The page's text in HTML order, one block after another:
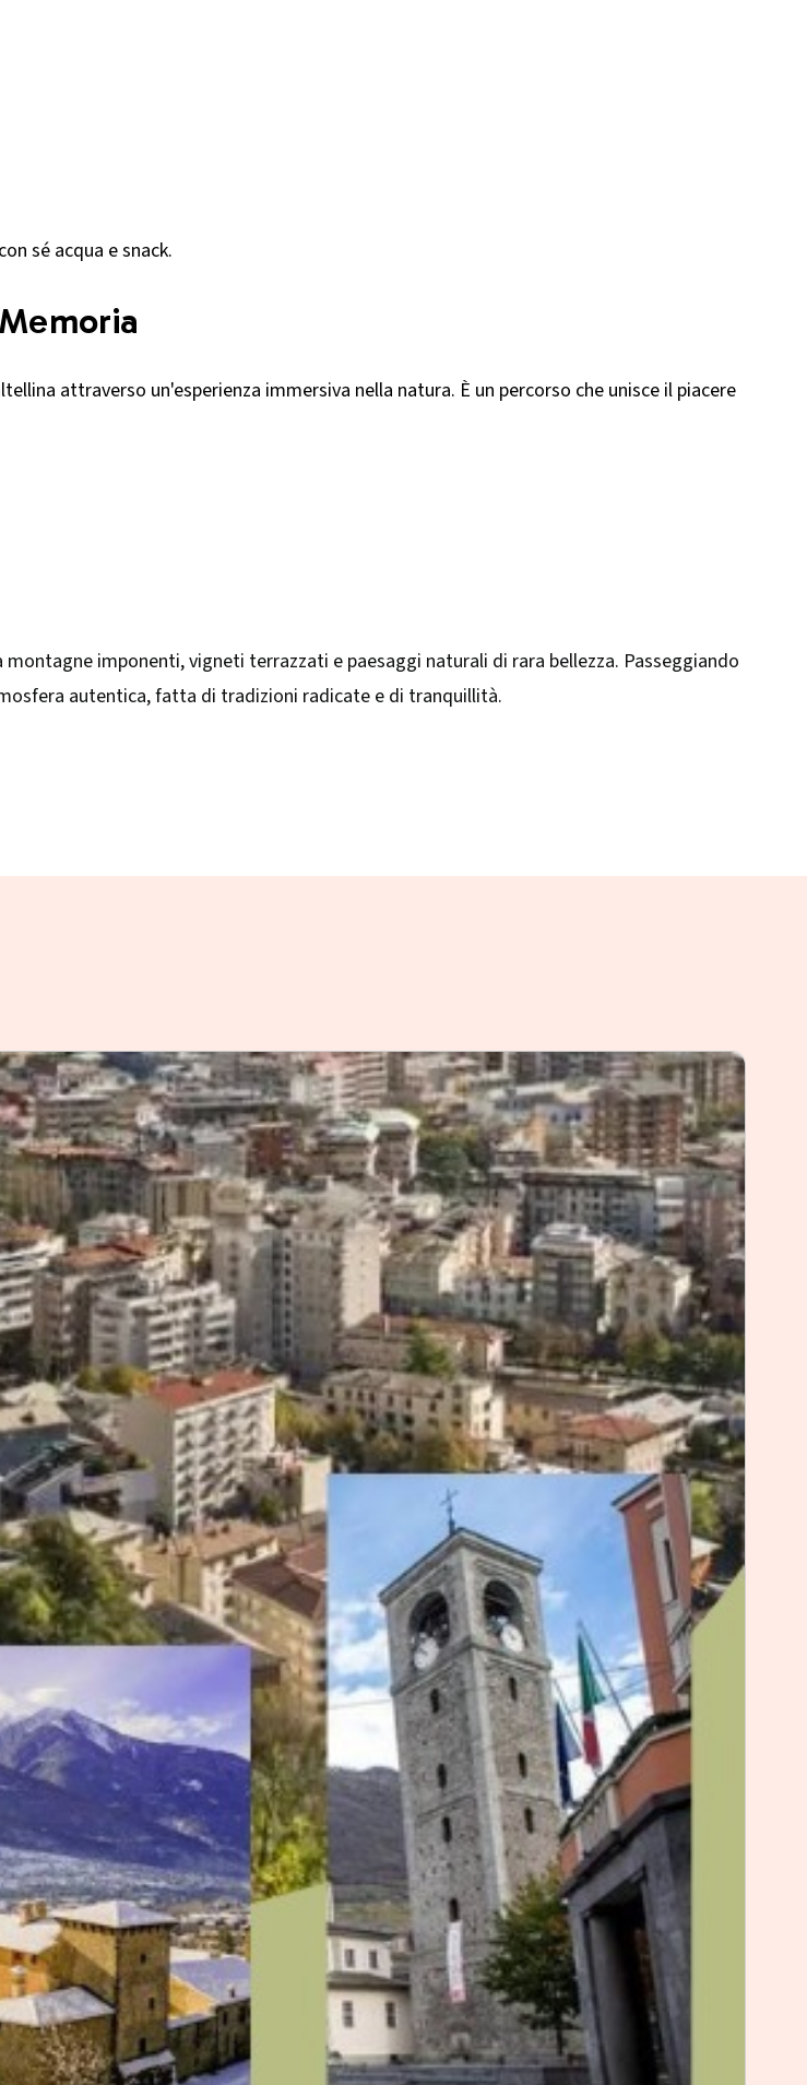
sé acqua e snack.​
attraverso un'esperienza immersiva nella natura. È un percorso che unisce il piacere
imponenti, vigneti terrazzati e paesaggi naturali di rara bellezza. Passeggiando
autentica, fatta di tradizioni radicate e di tranquillità.